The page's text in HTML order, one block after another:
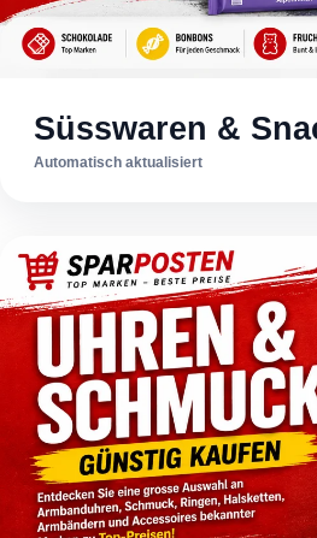
Süsswaren &
Automatisch aktualisiert